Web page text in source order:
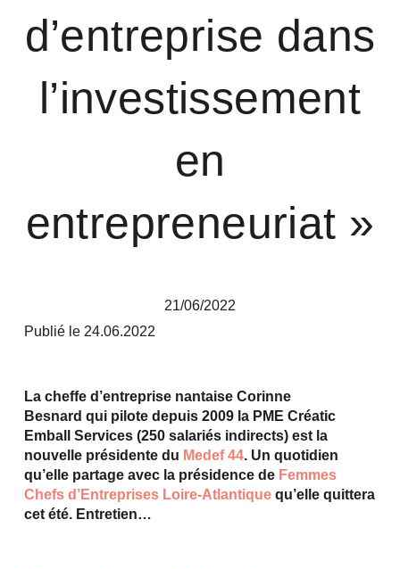
d’entreprise dans
l’investissement
en
entrepreneuriat »
21/06/2022
Publié le 24.06.2022
La cheffe d’entreprise nantaise Corinne
Besnard qui pilote depuis 2009 la PME Créatic
Emball Services (250 salariés indirects) est la
nouvelle présidente du Medef 44. Un quotidien
qu’elle partage avec la présidence de Femmes
Chefs d’Entreprises Loire-Atlantiquequ’elle quittera
cet été. Entretien…